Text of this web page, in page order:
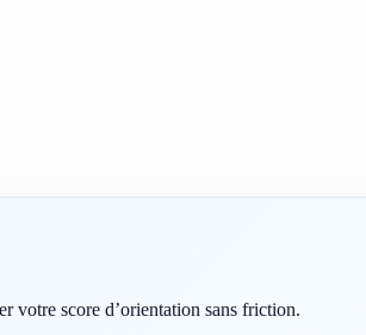
votre score d’orientation sans friction.